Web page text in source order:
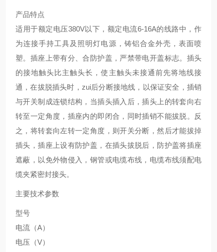
产品特点
适用于额定电压380V以下，额定电流6-16A的线路中，作
为连接手持工具及照明灯电源，铸铝合金外壳，表面喷
塑。插座上带有分、合防护盖，严禁带电开盖标志。插头
的接地触头比主触头长，使主触头未接通前先将地线接
通，在拔脱插头时，zui后分断接地线，以保证安全，插销
与开关制成连锁结构，当插头插入后，插头上的转套向右
转至一定角度，插座内的即闭合，同时插销不能拔脱。反
之，将转套向左转一定角度，则开关分断，然后才能拔掉
插头，插座上设有防护盖，在插头拔脱后，防护盖将插座
遮蔽，以免外物侵入，钢管或电缆布线，电缆布线须配电
缆夹紧密封接头。
主要技术参数
型号
电流（A）
电压（V）